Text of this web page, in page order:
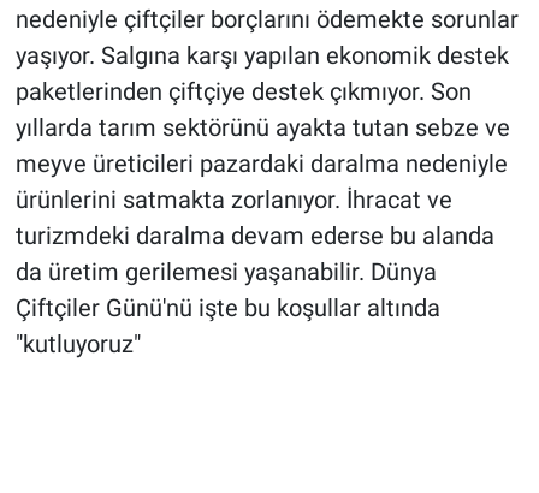
nedeniyle çiftçiler borçlarını ödemekte sorunlar
yaşıyor. Salgına karşı yapılan ekonomik destek
paketlerinden çiftçiye destek çıkmıyor. Son
yıllarda tarım sektörünü ayakta tutan sebze ve
meyve üreticileri pazardaki daralma nedeniyle
ürünlerini satmakta zorlanıyor. İhracat ve
turizmdeki daralma devam ederse bu alanda
da üretim gerilemesi yaşanabilir. Dünya
Çiftçiler Günü'nü işte bu koşullar altında
"kutluyoruz"